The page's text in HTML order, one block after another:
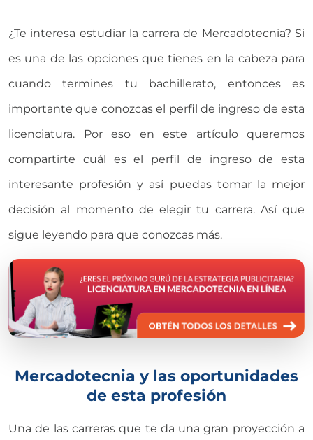
¿Te interesa estudiar la carrera de Mercadotecnia? Si
es una de las opciones que tienes en la cabeza para
cuando termines tu bachillerato, entonces es
importante que conozcas el perfil de ingreso de esta
licenciatura. Por eso en este artículo queremos
compartirte cuál es el perfil de ingreso de esta
interesante profesión y así puedas tomar la mejor
decisión al momento de elegir tu carrera. Así que
sigue leyendo para que conozcas más.
Mercadotecnia y las oportunidades
de esta profesión
Una de las carreras que te da una gran proyección a